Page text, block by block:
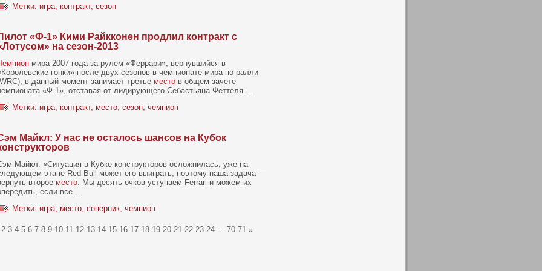
Метки: игра, контракт, сезон
«Ф-1» Кими Райкконен продлил контракт с
на сезон-2013
мира 2007 года за рулем «Феррари», вернувшийся в
гонки» после двух сезонов в чемпионате мира по ралли
в данный момент занимает третье место в общем зачете
«Ф-1», отставая от лидирующего Себастьяна Феттеля …
Метки: игра, контракт, место, сезон, чемпион
Майкл: У нас не осталось шансов на Кубок
Майкл: «Ситуация в Кубке конструкторов осложнилась, уже на
этапе Red Bull может его выиграть, поэтому наша задача —
второе место. Мы десять очков уступаем Ferrari и можем их
если все …
Метки: игра, место, соперник, чемпион
2 3 4 5 6 7 8 9 10 11 12 13 14 15 16 17 18 19 20 21 22 23 24 ... 70 71 »